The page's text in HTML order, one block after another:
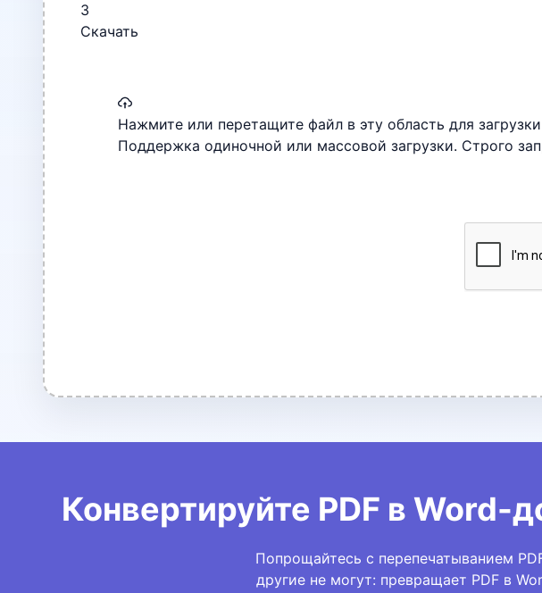
3
Скачать
Нажмите или перетащите файл в эту область для загрузки
Поддержка одиночной или массовой загрузки. Строго
Конвертируйте PDF в
Попрощайтесь с перепечатыванием
другие не могут: превращает PDF в